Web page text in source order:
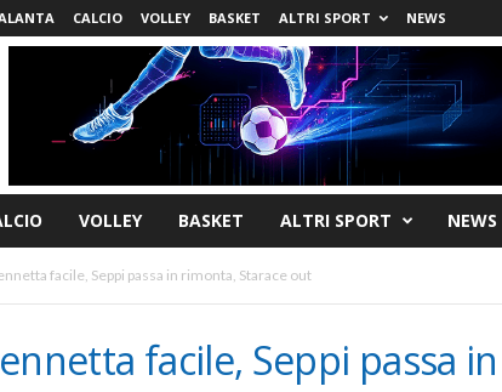
CALCIO VOLLEY BASKET ALTRI SPORT NEWS
VOLLEY BASKET ALTRI SPORT NEWS
facile, Seppi passa in rimonta, Starace out
facile, Seppi passa